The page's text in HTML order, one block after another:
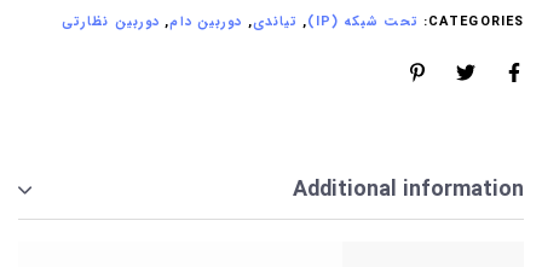
CATEGORIES: تحت شبکه (IP) , تیاندی, دوربین دام, دوربین نظارتی
Additional information